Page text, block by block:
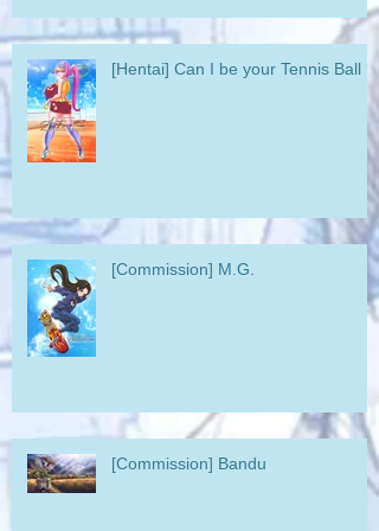
[Hentai] Can I be your Tennis Ball ?
[Commission] M.G.
[Commission] Bandu